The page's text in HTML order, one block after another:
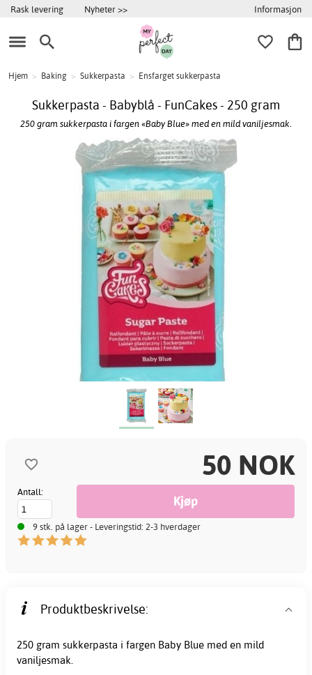
Rask levering Nyheter >> Informasjon
Hjem > Baking > Sukkerpasta > Ensfarget sukkerpasta
Sukkerpasta - Babyblå - FunCakes - 250 gram
250 gram sukkerpasta i fargen «Baby Blue» med en mild vaniljesmak.
50 NOK
Antall:
9 stk. på lager - Leveringstid: 2-3 hverdager
Produktbeskrivelse:
250 gram sukkerpasta i fargen Baby Blue med en mild
vaniljesmak.